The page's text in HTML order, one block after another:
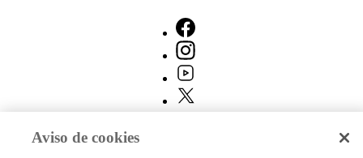
Aviso de cookies